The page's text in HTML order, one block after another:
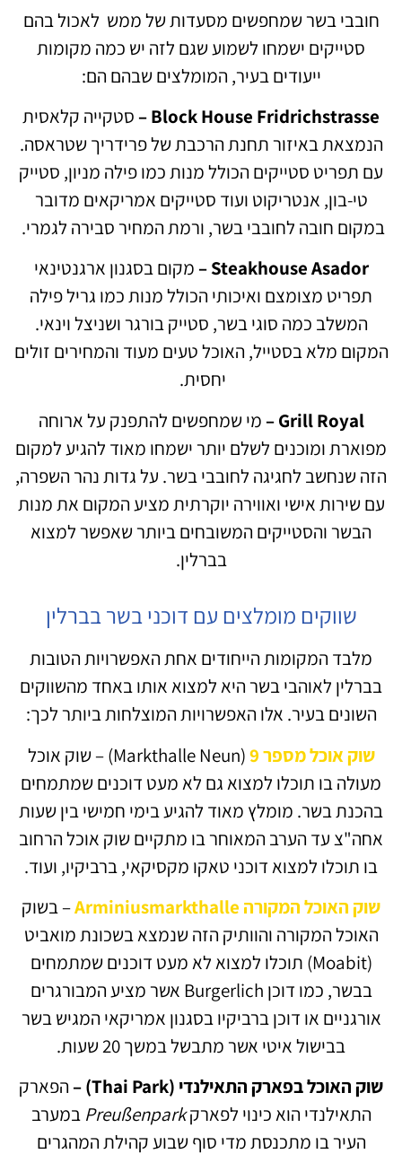
חובבי בשר שמחפשים מסעדות של ממש לאכול בהם
סטייקים ישמחו לשמוע שגם לזה יש כמה מקומות
ייעודים בעיר, המומלצים שבהם הם:
Block House Fridrichstrasse –
סטקייה קלאסית
הנמצאת באיזור תחנת הרכבת של פרידריך שטראסה.
עם תפריט סטייקים הכולל מנות כמו פילה מניון, סטייק
טי-בון, אנטריקוט ועוד סטייקים אמריקאים מדובר
במקום חובה לחובבי בשר, ורמת המחיר סבירה לגמרי.
Steakhouse Asador –
מקום בסגנון ארגנטינאי
תפריט מצומצם ואיכותי הכולל מנות כמו גריל פילה
המשלב כמה סוגי בשר, סטייק בורגר ושניצל וינאי.
המקום מלא בסטייל, האוכל טעים מעוד והמחירים זולים
יחסית.
Grill Royal –
מי שמחפשים להתפנק על ארוחה
מפוארת ומוכנים לשלם יותר ישמחו מאוד להגיע למקום
הזה שנחשב לחגיגה לחובבי בשר. על גדות נהר השפרה,
עם שירות אישי ואווירה יוקרתית מציע המקום את מנות
הבשר והסטייקים המשובחים ביותר שאפשר למצוא
בברלין.
שווקים מומלצים עם דוכני בשר בברלין
מלבד המקומות הייחודים אחת האפשרויות הטובות
בברלין לאוהבי בשר היא למצוא אותו באחד מהשווקים
השונים בעיר. אלו האפשרויות המוצלחות ביותר לכך:
שוק אוכל מספר 9
(Markthalle Neun) – שוק אוכל
מעולה בו תוכלו למצוא גם לא מעט דוכנים שמתמחים
בהכנת בשר. מומלץ מאוד להגיע בימי חמישי בין שעות
אחה"צ עד הערב המאוחר בו מתקיים שוק אוכל הרחוב
בו תוכלו למצוא דוכני טאקו מקסיקאי, ברביקיו, ועוד.
שוק האוכל המקורה Arminiusmarkthalle– בשוק
האוכל המקורה והוותיק הזה שנמצא בשכונת מואביט
(Moabit) תוכלו למצוא לא מעט דוכנים שמתמחים
בבשר, כמו דוכן Burgerlich אשר מציע המבורגרים
אורגניים או דוכן ברביקיו בסגנון אמריקאי המגיש בשר
בבישול איטי אשר מתבשל במשך 20 שעות.
שוק האוכל בפארק התאילנדי (Thai Park) –
הפארק
התאילנדי הוא כינוי לפארקPreußenpark במערב
העיר בו מתכנסת מדי סוף שבוע קהילת המהגרים